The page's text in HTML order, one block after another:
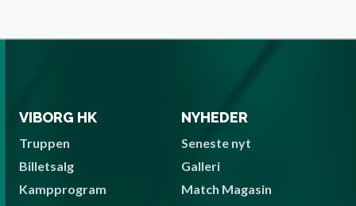
VIBORG HK
Truppen
Billetsalg
Kampprogram
NYHEDER
Seneste nyt
Galleri
Match Magasin